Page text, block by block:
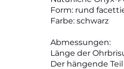
Form: rund
Farbe: schwarz
Abmessungen:
Länge der
Der hängende